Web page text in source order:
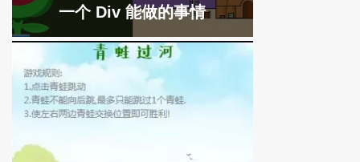
一个 Div 能做的事情